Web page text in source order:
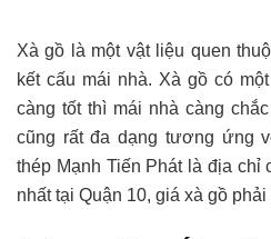
Xà gồ là một vật liệu quen
kết cấu mái nhà. Xà gồ có
càng tốt thì mái nhà càng
cũng rất đa dạng tương ứng
thép Mạnh Tiến Phát là địa chỉ
nhất tại Quận 10, giá xà gồ phải